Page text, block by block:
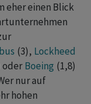
eher einen Blick
(3), Lockheed
oder Boeing (1,8)
nur auf
hohen